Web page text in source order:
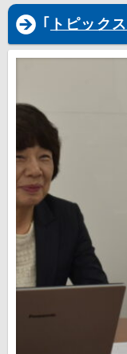
｢ トピックス